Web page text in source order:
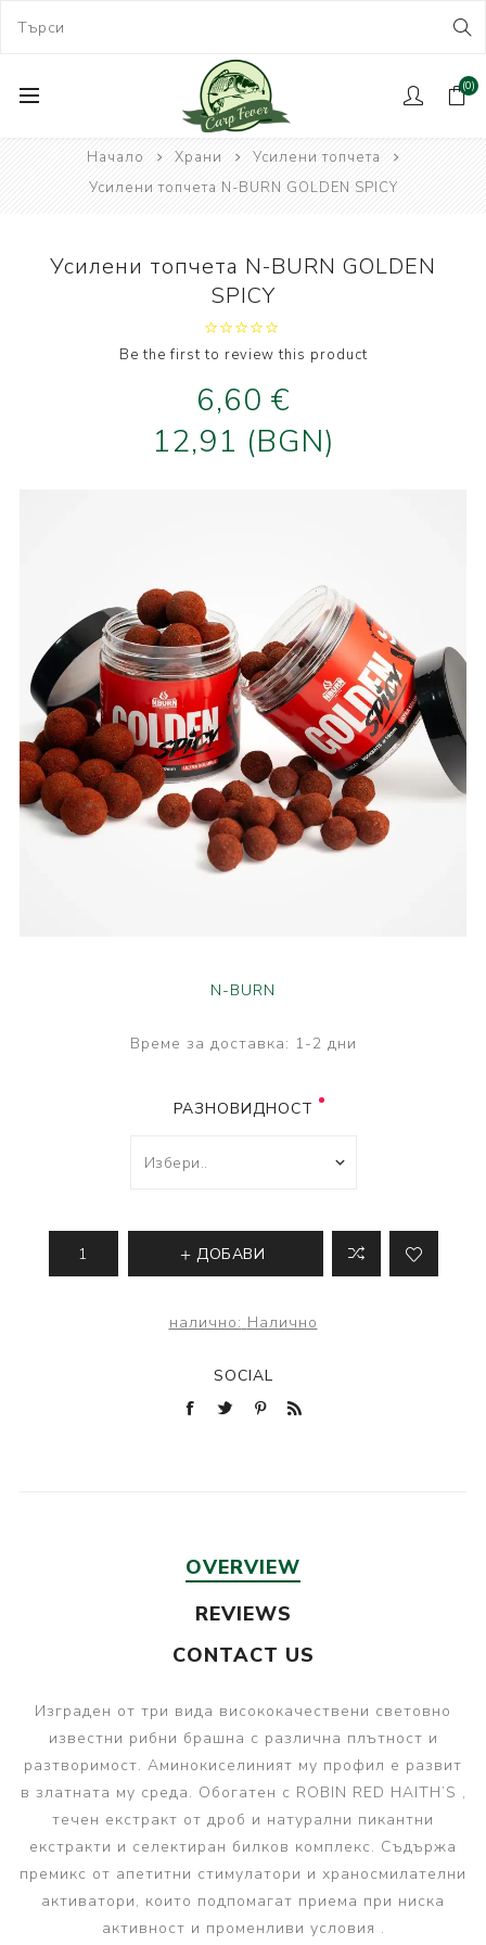
(0)
Начало Храни
Усилени топчета
Усилени топчета N-BURN GOLDEN SPICY
Усилени топчета N-BURN GOLDEN
SPICY
Be the first to review this product
6,60 €
12,91 (BGN)
N-BURN
Време за доставка: 1-2 дни
РАЗНОВИДНОСТ
ДОБАВИ
налично: Налично
SOCIAL
OVERVIEW
REVIEWS
CONTACT US
Изграден от три вида висококачествени световно
известни рибни брашна с различна плътност и
разтворимост. Аминокиселиният му профил е развит
в златната му среда. Обогатен с ROBIN RED HAITH’S ,
течен екстракт от дроб и натурални пикантни
екстракти и селектиран билков комплекс. Съдържа
премикс от апетитни стимулатори и храносмилателни
активатори, които подпомагат приема при ниска
активност и променливи условия .